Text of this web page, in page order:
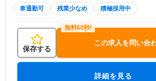
車通勤可 残業少なめ 積極採用中
保存する
この求人を問い合
詳細を見る